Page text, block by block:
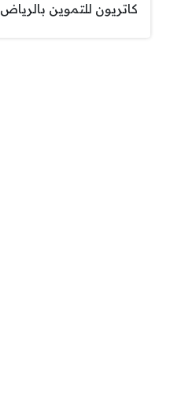
كاتريون للتموين بالرياض